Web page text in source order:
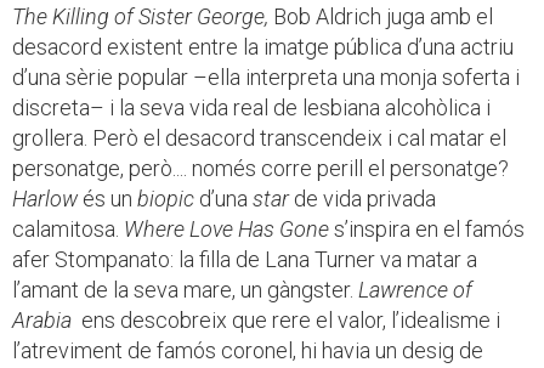
The Killing of Sister George, Bob Aldrich juga amb el
desacord existent entre la imatge pública d’una actriu
d’una sèrie popular –ella interpreta una monja soferta i
discreta– i la seva vida real de lesbiana alcohòlica i
grollera. Però el desacord transcendeix i cal matar el
personatge, però.... només corre perill el personatge?
Harlow és un biopic d’una starde vida privada
calamitosa. Where Love Has Gones’inspira en el famós
afer Stompanato: la filla de Lana Turner va matar a
l’amant de la seva mare, un gàngster. Lawrence of
Arabia ens descobreix que rere el valor, l’idealisme i
l’atreviment de famós coronel, hi havia un desig de